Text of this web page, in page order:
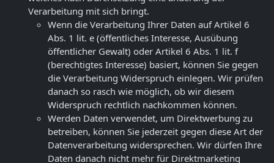
Verarbeitung mit sich bringt.
Wenn die Verarbeitung Ihrer Daten auf Artikel 6
Abs. 1 lit. e (öffentliches Interesse, Ausübung
öffentlicher Gewalt) oder Artikel 6 Abs. 1 lit. f
(berechtigtes Interesse) basiert, können Sie gegen
die Verarbeitung Widerspruch einlegen. Wir prüfen
danach so rasch wie möglich, ob wir diesem
Widerspruch rechtlich nachkommen können.
Werden Daten verwendet, um Direktwerbung zu
betreiben, können Sie jederzeit gegen diese Art der
Datenverarbeitung widersprechen. Wir dürfen Ihre
Daten danach nicht mehr für Direktmarketing